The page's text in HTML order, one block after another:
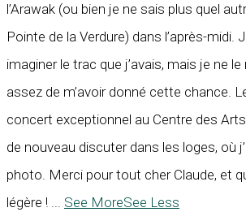
l’Arawak (ou bien je ne sais plus quel
Pointe de la Verdure) dans l’après-midi.
imaginer le trac que j’avais, mais je ne
assez de m’avoir donné cette chance.
concert exceptionnel au Centre des
de nouveau discuter dans les loges, où
photo. Merci pour tout cher Claude, et
légère ! ... See MoreSee Less